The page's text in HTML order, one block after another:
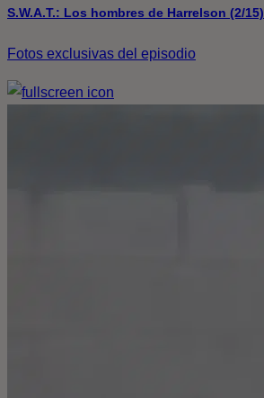
S.W.A.T.: Los hombres de Harrelson (2/15)
Fotos exclusivas del episodio